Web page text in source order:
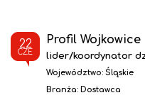
22
CZE
Profil Wojkowice
lider/koordynator
Województwo: Śląskie
Branża: Dostawca